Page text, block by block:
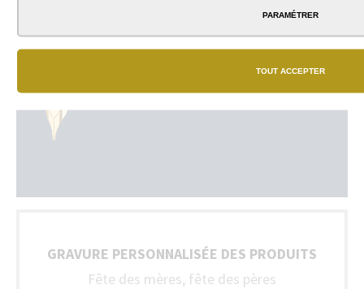
PARAMÉTRER
TOUT ACCEPTER
GRAVURE PERSONNALISÉE DES PRODUITS
Fête des mères, fête des pères